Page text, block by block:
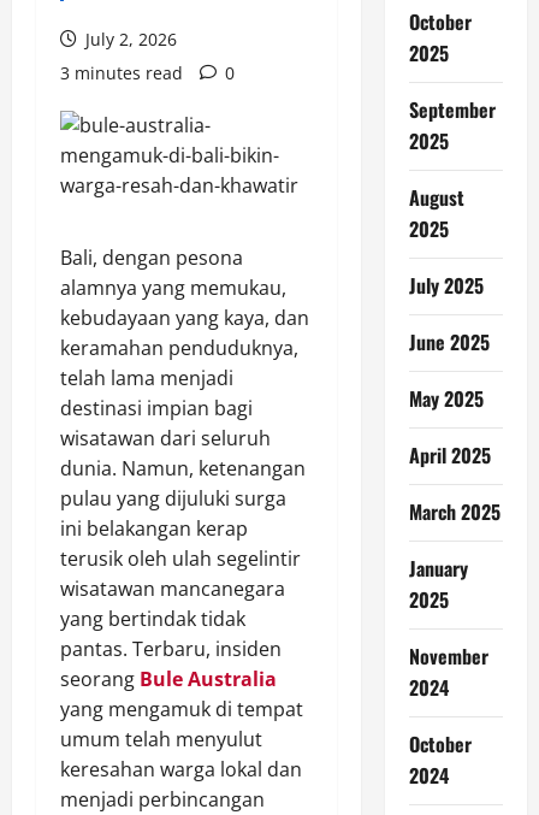
July 2, 2026
3 minutes read
0
Bali, dengan pesona
alamnya yang memukau,
kebudayaan yang kaya, dan
keramahan penduduknya,
telah lama menjadi
destinasi impian bagi
wisatawan dari seluruh
dunia. Namun, ketenangan
pulau yang dijuluki surga
ini belakangan kerap
terusik oleh ulah segelintir
wisatawan mancanegara
yang bertindak tidak
pantas. Terbaru, insiden
seorang Bule Australia
yang mengamuk di tempat
umum telah menyulut
keresahan warga lokal dan
menjadi perbincangan
October
2025
September
2025
August
2025
July 2025
June 2025
May 2025
April 2025
March 2025
January
2025
November
2024
October
2024